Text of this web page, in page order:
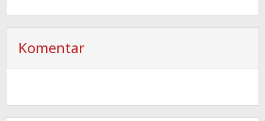
Komentar